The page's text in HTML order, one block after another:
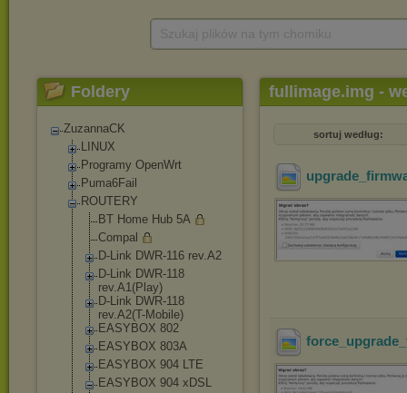
Foldery
ZuzannaCK
LINUX
Programy OpenWrt
Puma6Fail
ROUTERY
BT Home Hub 5A
Compal
D-Link DWR-116 rev.A2
D-Link DWR-118
rev.A1(Play)
D-Link DWR-118
rev.A2(T-Mobil e)
EASYBOX 802
EASYBOX 803A
EASYBOX 904 LTE
EASYBOX 904 xDSL
fullimage.img -
sortuj według: